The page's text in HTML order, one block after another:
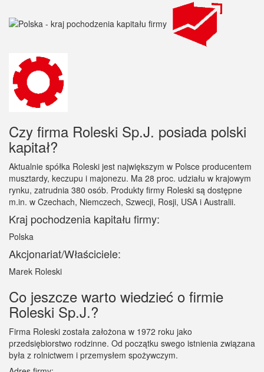
Czy firma Roleski Sp.J. posiada polski
kapitał?
Aktualnie spółka Roleski jest największym w Polsce producentem
musztardy, keczupu i majonezu. Ma 28 proc. udziału w krajowym
rynku, zatrudnia 380 osób. Produkty firmy Roleski są dostępne
m.in. w Czechach, Niemczech, Szwecji, Rosji, USA i Australii.
Kraj pochodzenia kapitału firmy:
Polska
Akcjonariat/Właściciele:
Marek Roleski
Co jeszcze warto wiedzieć o firmie
Roleski Sp.J.?
Firma Roleski została założona w 1972 roku jako
przedsiębiorstwo rodzinne. Od początku swego istnienia związana
była z rolnictwem i przemysłem spożywczym.